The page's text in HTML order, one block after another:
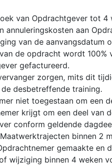
van Opdrachtgever tot
aan
van de aanvangsdatum
de opdracht wordt
gefactureerd.
zorgen, mits dit
desbetreffende training.
niet toegestaan om een
krijgt om een deel van
conform geldende
binnen 2
gemaakte en
wijziging binnen 4 weken